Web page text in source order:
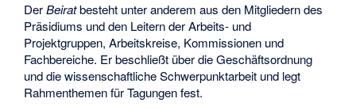
DerBeiratbesteht unter anderem aus den Mitgliedern des
Präsidiums und den Leitern der Arbeits- und
Projektgruppen, Arbeitskreise, Kommissionen und
Fachbereiche. Er beschließt über die Geschäftsordnung
und die wissenschaftliche Schwerpunktarbeit und legt
Rahmenthemen für Tagungen fest.